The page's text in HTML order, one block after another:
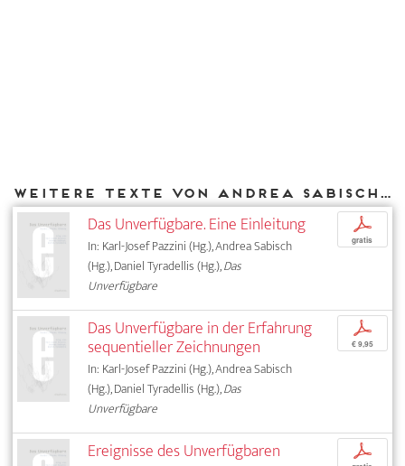
Weitere Texte von Andrea Sabisch bei DIAPHANES
Das Unverfügbare. Eine Einleitung
In: Karl-Josef Pazzini (Hg.), Andrea Sabisch
(Hg.), Daniel Tyradellis (Hg.),Das
Unverfügbare
p
gratis
Das Unverfügbare in der Erfahrung
sequentieller Zeichnungen
In: Karl-Josef Pazzini (Hg.), Andrea Sabisch
(Hg.), Daniel Tyradellis (Hg.),Das
Unverfügbare
p
€ 9,95
Ereignisse des Unverfügbaren p